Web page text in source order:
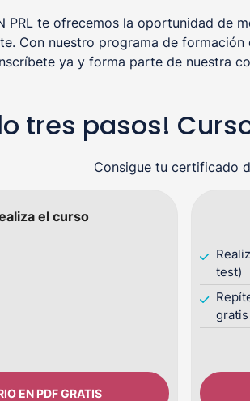
PRL te ofrecemos la oportunidad de
Con nuestro programa de
ya y forma parte de nuestra
tres pasos!
Consigue tu certificado
el curso
EN PDF GRATIS
test)
gratis